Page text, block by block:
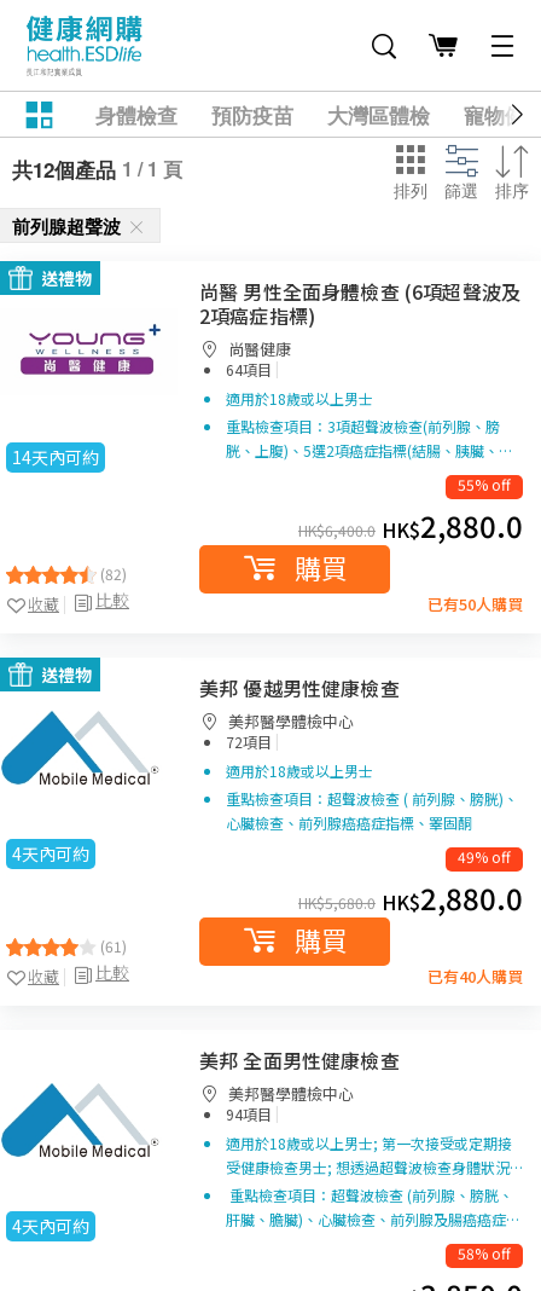
身體檢查 預防疫苗 大灣區體檢
寵物健
共12個產品 1 / 1 頁
排列 篩選 排序
前列腺超聲波
送禮物
14天內可約
(82)
比較
收藏
尚醫 男性全面身體檢查 (6項超聲波及
2項癌症指標)
尚醫健康
64項目 |
適用於18歲或以上男士
重點檢查項目：3項超聲波檢查(前列腺、膀
胱、上腹)、5選2項癌症指標(結腸、胰臟、…
55% off
HK$6,400.0 HK$2,880.0
購買
已有50人購買
送禮物
4天內可約
(61)
比較
收藏
美邦 優越男性健康檢查
美邦醫學體檢中心
72項目 |
適用於18歲或以上男士
重點檢查項目：超聲波檢查 ( 前列腺、膀胱)、
心臟檢查、前列腺癌癌症指標、睪固酮
49% off
HK$5,680.0 HK$2,880.0
購買
已有40人購買
4天內可約
美邦 全面男性健康檢查
美邦醫學體檢中心
94項目 |
適用於18歲或以上男士; 第一次接受或定期接
受健康檢查男士; 想透過超聲波檢查身體狀況…
重點檢查項目：超聲波檢查 (前列腺、膀胱、
肝臟、膽臟)、心臟檢查、前列腺及腸癌癌症…
58% off